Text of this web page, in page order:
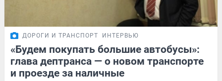
ДОРОГИ И ТРАНСПОРТ ИНТЕРВЬЮ
«Будем покупать большие автобусы»:
глава дептранса — о новом транспорте
и проезде за наличные